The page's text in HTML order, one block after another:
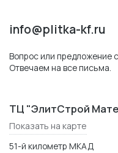
info@plitka-kf.ru
Вопрос или предложение
Отвечаем на все письма.
ТЦ "ЭлитСтрой
Показать на карте
51-й километр МКАД